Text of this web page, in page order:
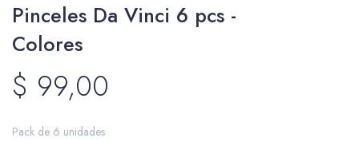
Pinceles Da Vinci 6 pcs -
Colores
$ 99,00
Pack de 6 unidades
Maquillaje